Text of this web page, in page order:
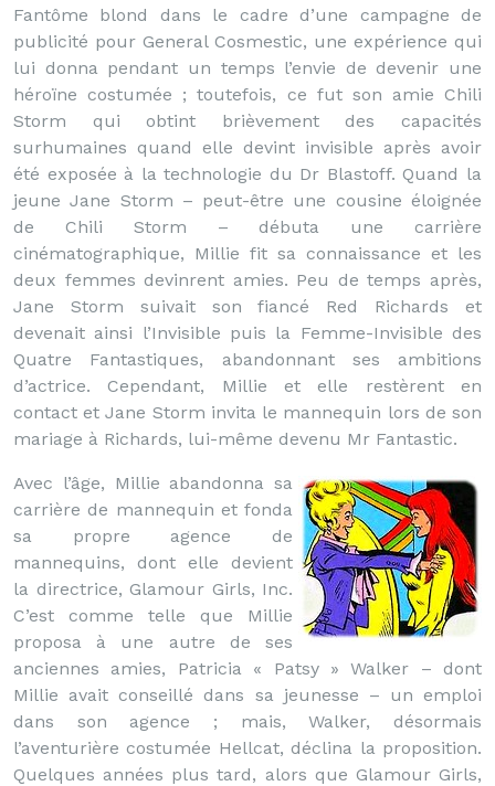
Fantôme blond dans le cadre d’une campagne de
publicité pour General Cosmestic, une expérience qui
lui donna pendant un temps l’envie de devenir une
héroïne costumée ; toutefois, ce fut son amie Chili
Storm qui obtint brièvement des capacités
surhumaines quand elle devint invisible après avoir
été exposée à la technologie du Dr Blastoff. Quand la
jeune Jane Storm – peut-être une cousine éloignée
de Chili Storm – débuta une carrière
cinématographique, Millie fit sa connaissance et les
deux femmes devinrent amies. Peu de temps après,
Jane Storm suivait son fiancé Red Richards et
devenait ainsi l’Invisible puis la Femme-Invisible des
Quatre Fantastiques, abandonnant ses ambitions
d’actrice. Cependant, Millie et elle restèrent en
contact et Jane Storm invita le mannequin lors de son
mariage à Richards, lui-même devenu Mr Fantastic.
Avec l’âge, Millie abandonna sa
carrière de mannequin et fonda
sa propre agence de
mannequins, dont elle devient
la directrice, Glamour Girls, Inc.
C’est comme telle que Millie
proposa à une autre de ses
anciennes amies, Patricia « Patsy » Walker – dont
Millie avait conseillé dans sa jeunesse – un emploi
dans son agence ; mais, Walker, désormais
l’aventurière costumée Hellcat, déclina la proposition.
Quelques années plus tard, alors que Glamour Girls,